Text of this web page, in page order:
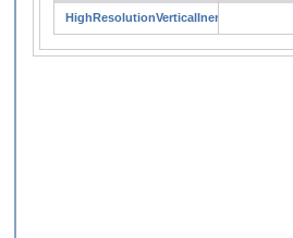
HighResolutionVerticalInertialSensor.pdf